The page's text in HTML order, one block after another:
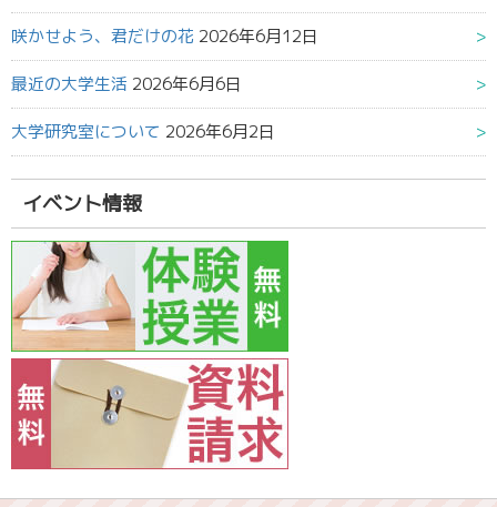
咲かせよう、君だけの花 2026年6月12日
最近の大学生活 2026年6月6日
大学研究室について 2026年6月2日
イベント情報